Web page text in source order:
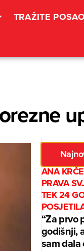
TRAŽITE
ANA
PRAVA
TEK 24
“Za prvo
godišnji,
sam dala